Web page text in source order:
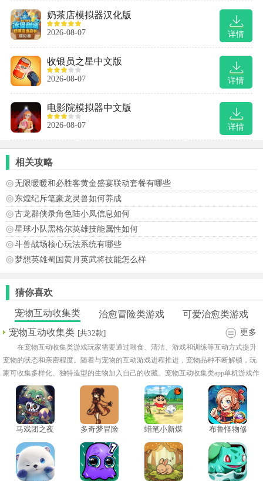
详情
奶茶店模拟器汉化版
2026-08-07
详情
收银员之星中文版
2026-08-07
详情
电影院模拟器中文版
2026-08-07
相关攻略
无限暖暖和必胜客黄金盛宴联动套餐有哪些
东煌纪斥笔豪龙灵兽如何养成
古龙群侠录角色陆小凤信息如何
星球小队黑格尔英雄技能属性如何
斗兽战场核心玩法系统有哪些
梦想英雄蜀国黄月英武将技能怎么样
猜你喜欢
宠物互动收集类 治愈冒险类游戏
可爱治愈类游戏
宠物互动收集类 [共32款] 更多
在宠物互动收集类游戏玩家需要通过喂食、清洁、游戏和训练等互动方式提升
宠物的状态和亲密程度。随着与宠物的互动游戏进程推进，宠物品种不断解锁，玩
家可收集多样化、独特造型的生物加入自己的收藏。宠物互动收集类app单机游戏作
品设计了迷你任务或小游戏，让互动过程更富挑战性和趣味性！
马戏团之夜
多奇梦冒险
蜡笔小新煤
手机版
布鲁怪物修